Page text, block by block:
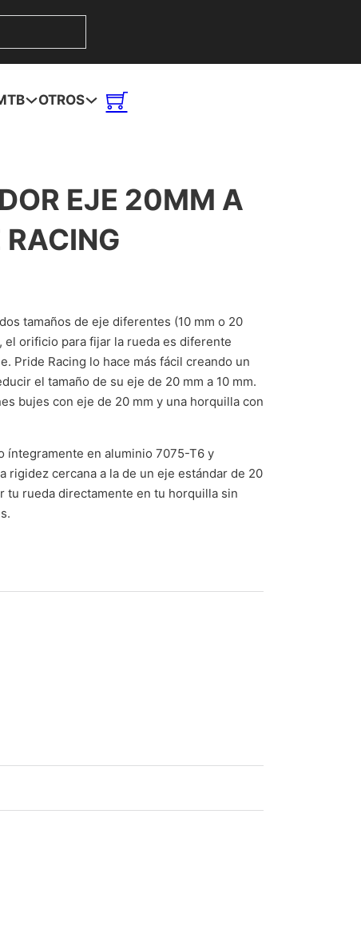
OTROS
EJE 20MM A
tamaños de eje diferentes (10 mm o 20
el orificio para fijar la rueda es diferente
Pride Racing lo hace más fácil creando un
el tamaño de su eje de 20 mm a 10 mm.
bujes con eje de 20 mm y una horquilla con
íntegramente en aluminio 7075-T6 y
rigidez cercana a la de un eje estándar de 20
tu rueda directamente en tu horquilla sin